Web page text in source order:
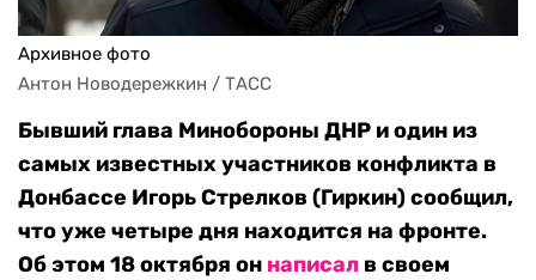
Архивное фото
Антон Новодережкин / ТАСС
Бывший глава Минобороны ДНР и один из
самых известных участников конфликта в
Донбассе Игорь Стрелков (Гиркин) сообщил,
что уже четыре дня находится на фронте.
Об этом 18 октября он написал в своем